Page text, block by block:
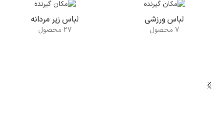
لباس ورزشی
7 محصول
لباس زیر مردانه
27 محصول